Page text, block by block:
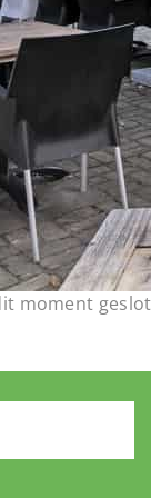
moment